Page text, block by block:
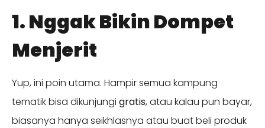
1. Nggak Bikin Dompet
Menjerit
Yup, ini poin utama. Hampir semua kampung
tematik bisa dikunjungi gratis, atau kalau pun bayar,
biasanya hanya seikhlasnya atau buat beli produk